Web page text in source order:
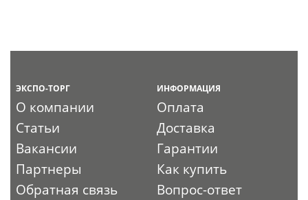
ЭКСПО-ТОРГ
О компании
Статьи
Вакансии
Партнеры
Обратная связь
ИНФОРМАЦИЯ
Оплата
Доставка
Гарантии
Как купить
Вопрос-ответ